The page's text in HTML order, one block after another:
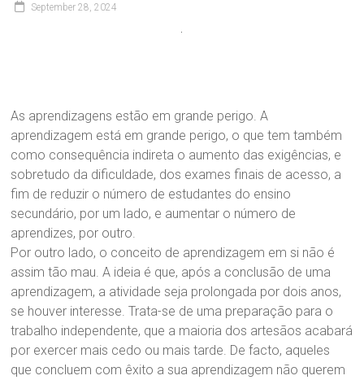
September 28, 2024
As aprendizagens estão em grande perigo. A
aprendizagem está em grande perigo, o que tem também
como consequência indireta o aumento das exigências, e
sobretudo da dificuldade, dos exames finais de acesso, a
fim de reduzir o número de estudantes do ensino
secundário, por um lado, e aumentar o número de
aprendizes, por outro.
Por outro lado, o conceito de aprendizagem em si não é
assim tão mau. A ideia é que, após a conclusão de uma
aprendizagem, a atividade seja prolongada por dois anos,
se houver interesse. Trata-se de uma preparação para o
trabalho independente, que a maioria dos artesãos acabará
por exercer mais cedo ou mais tarde. De facto, aqueles
que concluem com êxito a sua aprendizagem não querem